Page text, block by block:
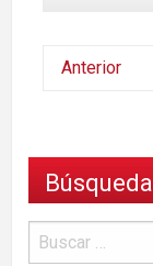
Anterior
Búsqueda